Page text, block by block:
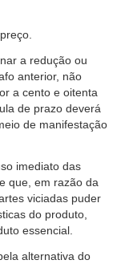
a redução ou
anterior, não
a cento e oitenta
de prazo deverá
de manifestação
imediato das
que, em razão da
viciadas puder
do produto,
essencial.
alternativa do